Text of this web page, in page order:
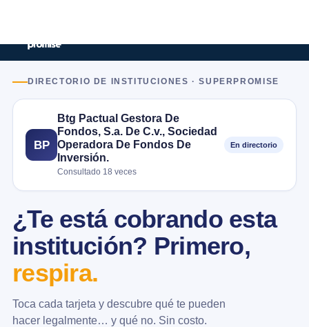
DIRECTORIO DE INSTITUCIONES · SUPERPROMISE
BP
Btg Pactual Gestora De
Fondos, S.a. De C.v., Sociedad
Operadora De Fondos De
Inversión.
Consultado 18 veces
En directorio
¿Te está cobrando esta
institución? Primero,
respira.
Toca cada tarjeta y descubre qué te pueden
hacer legalmente… y qué no. Sin costo.